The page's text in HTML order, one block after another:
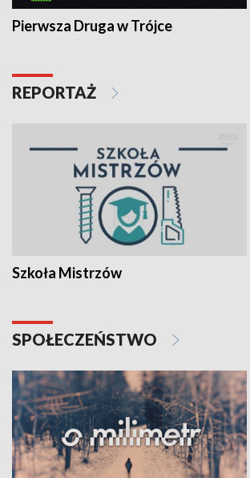
Pierwsza Druga w Trójce
REPORTAŻ
Szkoła Mistrzów
SPOŁECZEŃSTWO